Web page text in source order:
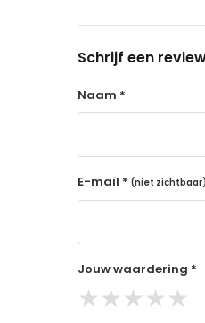
14 dagen
Binnen 14
De
Schrijf een
Naam *
E-mail * (niet zichtbaar)
Jouw waardering *
★★★★★